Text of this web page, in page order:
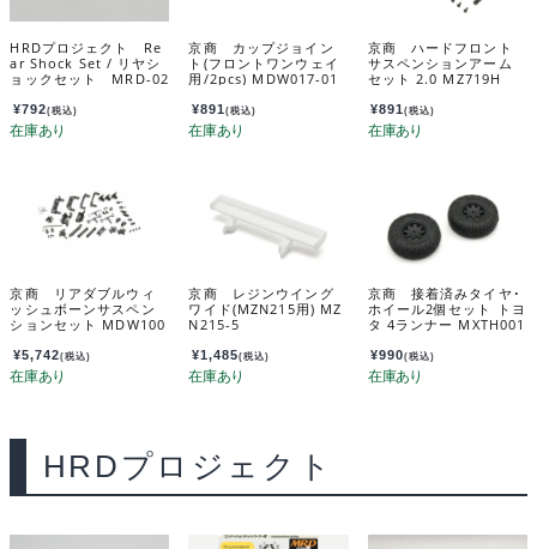
HRDプロジェクト Re
ar Shock Set / リヤシ
ョックセット MRD-02
¥792(税込)
京商 カップジョイン
ト(フロントワンウェイ
用/2pcs) MDW017-01
¥891(税込)
京商 ハードフロント
サスペンションアーム
セット 2.0 MZ719H
¥891(税込)
京商 リアダブルウィ
ッシュボーンサスペン
ションセット MDW100
¥5,742(税込)
京商 レジンウイング
ワイド(MZN215用) MZ
N215-5
¥1,485(税込)
京商 接着済みタイヤ･
ホイール2個セット トヨ
タ 4ランナー MXTH001
¥990(税込)
HRDプロジェクト